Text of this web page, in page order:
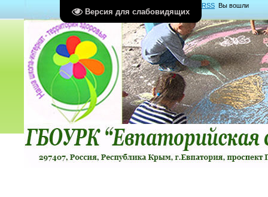
Версия для слабовидящих
RSS Вы вошли
какГость Группа "Гости"